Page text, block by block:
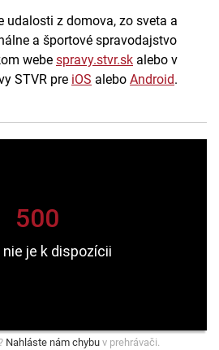
udalosti z domova, zo sveta a
a športové spravodajstvo
webe spravy.stvr.sk alebo v
STVR pre iOS alebo Android.
Nahláste nám chybu v prehrávači.